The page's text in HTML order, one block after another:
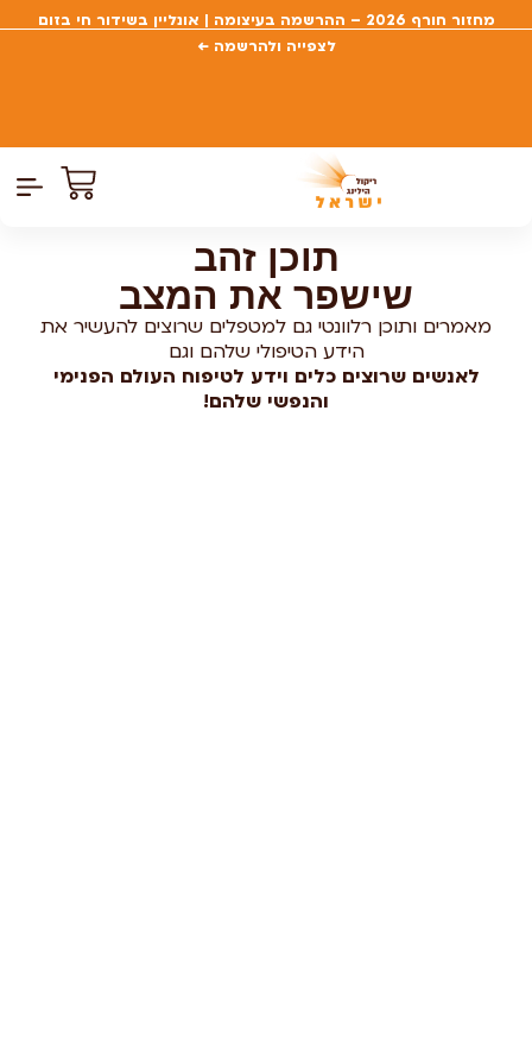
מחזור חורף 2026 – ההרשמה בעיצומה | אונליין בשידור חי בזום
לצפייה ולהרשמה ←
תוכן זהב
שישפר את המצב
מאמרים ותוכן רלוונטי גם למטפלים שרוצים להעשיר את
הידע הטיפולי שלהם וגם
לאנשים שרוצים כלים וידע לטיפוח העולם הפנימי
והנפשי שלהם!